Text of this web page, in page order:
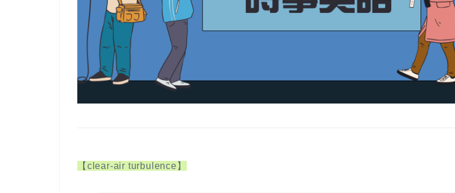
【clear-air turbulence】